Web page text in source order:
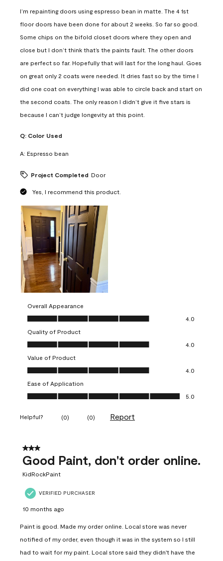
I’m repainting doors using espresso bean in matte. The 4 1st
floor doors have been done for about 2 weeks. So far so good.
Some chips on the bifold closet doors where they open and
close but I don’t think that’s the paints fault. The other doors
are perfect so far. Hopefully that will last for the long haul. Goes
on great only 2 coats were needed. It dries fast so by the time I
did one coat on everything I was able to circle back and start on
the second coats. The only reason I didn’t give it five stars is
because I can’t judge longevity at this point.
Q: Color Used
A: Espresso bean
Project Completed Door
Yes, I recommend this product.
Overall Appearance
Overall Appearance, 4.0 out of 5
4.0
Quality of Product
Quality of Product, 4.0 out of 5
4.0
Value of Product
Value of Product, 4.0 out of 5
4.0
Ease of Application
Ease of Application, 5.0 out of 5
5.0
Helpful? (0) (0) Report
3 out of 5 stars.
Good Paint, don't order online.
KidRockPaint
VERIFIED PURCHASER
10 months ago
Paint is good. Made my order online. Local store was never
notified of my order, even though it was in the system so I still
had to wait for my paint. Local store said they didn't have the